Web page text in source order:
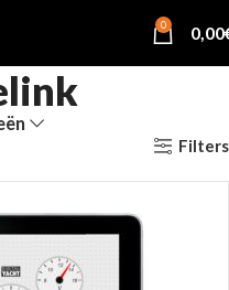
0 0,00
Filters